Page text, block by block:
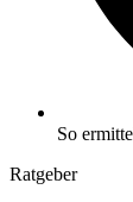
So
Ratgeber